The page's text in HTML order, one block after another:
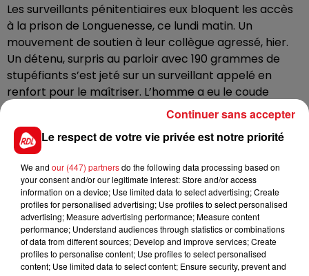
Les surveillants pénitentiaires eux bloquent les accès
à la prison de Longuenesse, ce lundi matin. Un
mouvement de soutien à leur collègue agressé, hier.
Un détenu, surpris au parloir avec 190 grammes de
stupéfiants s’est jeté sur un surveillant appelé en
renfort pour le maîtriser. L’homme a eu le coude
cassé et a du être hospitalisé. Une enquête est en
cours. Les surveillants, eux, ont bloqué l'accès au site
plusieurs heures, ce lundi matin, en soutien à leur
collège et pour dénonce run manque de moyens.
FIL D'ACTUS
Le respect de votre vie privée est notre priorité
We and our (447) partnersdo the following data processing based on
your consent and/or our legitimate interest: Store and/or access
information on a device; Use limited data to select advertising; Create
profiles for personalised advertising; Use profiles to select personalised
advertising; Measure advertising performance; Measure content
performance; Understand audiences through statistics or combinations
of data from different sources; Develop and improve services; Create
profiles to personalise content; Use profiles to select personalised
content; Use limited data to select content; Ensure security, prevent and
Continuer sans accepter